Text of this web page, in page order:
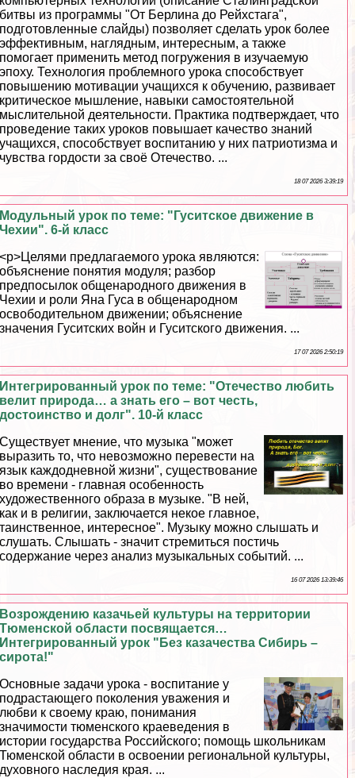
битвы из программы "От Берлина до Рейхстага",
подготовленные слайды) позволяет сделать урок более
эффективным, наглядным, интересным, а также
помогает применить метод погружения в изучаемую
эпоху. Технология проблемного урока способствует
повышению мотивации учащихся к обучению, развивает
критическое мышление, навыки самостоятельной
мыслительной деятельности. Пpaктика подтверждает, что
проведение таких уроков повышает качество знаний
учащихся, способствует воспитанию у них патриотизма и
чувства гордости за своё Отечество. ...
18 07 2026 3:39:19
Модульный урок по теме: "Гуситское движение в
Чехии". 6-й класс
<p>Целями предлагаемого урока являются:
объяснение понятия модуля; разбор
предпосылок общенародного движения в
Чехии и роли Яна Гуса в общенародном
освободительном движении; объяснение
значения Гуситских войн и Гуситского движения. ...
17 07 2026 2:50:19
Интегрированный урок по теме: "Отечество любить
велит природа… а знать его – вот честь,
достоинство и долг". 10-й класс
Существует мнение, что музыка "может
выразить то, что невозможно перевести на
язык каждодневной жизни", существование
во времени - главная особенность
художественного образа в музыке. "В ней,
как и в религии, заключается некое главное,
таинственное, интересное". Музыку можно слышать и
слушать. Слышать - значит стремиться постичь
содержание через анализ музыкальных событий. ...
16 07 2026 13:39:46
Возрождению казачьей культуры на территории
Тюменской области посвящается…
Интегрированный урок "Без казачества Сибирь –
сирота!"
Основные задачи урока - воспитание у
подрастающего поколения уважения и
любви к своему краю, понимания
значимости тюменского краеведения в
истории государства Российского; помощь школьникам
Тюменской области в освоении региональной культуры,
духовного наследия края. ...